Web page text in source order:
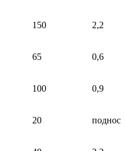
150 2,2
65 0,6
100 0,9
20 поднос